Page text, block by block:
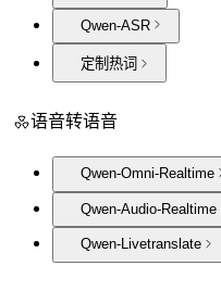
Qwen-ASR
定制热词
语音转语音
Qwen-Omni-Realtime
Qwen-Audio-Realtime
Qwen-Livetranslate